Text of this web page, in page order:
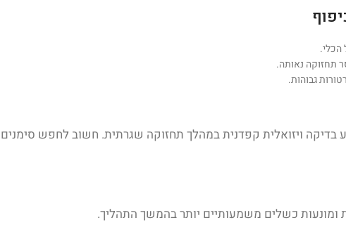
הכלי.
תחזוקה נאותה.
גבוהות.
בדיקה ויזואלית קפדנית במהלך תחזוקה שגרתית. חשוב לחפש סימנים
ומונעות כשלים משמעותיים יותר בהמשך התהליך.